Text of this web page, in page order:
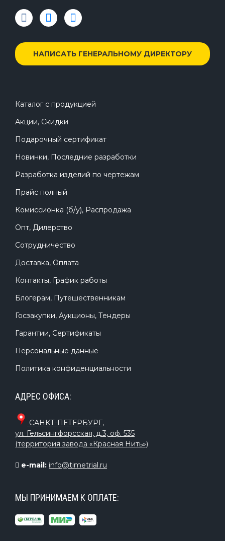
НАПИСАТЬ ГЕНЕРАЛЬНОМУ ДИРЕКТОРУ
Каталог с продукцией
Акции, Скидки
Подарочный сертификат
Новинки, Последние разработки
Разработка изделий по чертежам
Прайс полный
Комиссионка (б/у), Распродажа
Опт, Дилерство
Сотрудничество
Доставка, Оплата
Контакты, График работы
Блогерам, Путешественникам
Госзакупки, Аукционы, Тендеры
Гарантии, Сертификаты
Персональные данные
Политика конфиденциальности
АДРЕС ОФИСА:
САНКТ-ПЕТЕРБУРГ,
ул. Гельсингфорсская, д.3, оф. 535
(территория завода «Красная Нить»)
e-mail: info@timetrial.ru
МЫ ПРИНИМАЕМ К ОПЛАТЕ: